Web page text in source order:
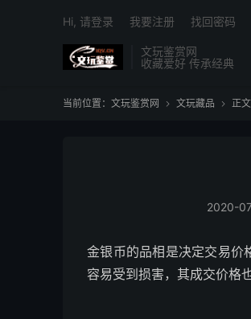
文玩鉴赏网
收藏爱好 传承经典
Hi, 请登录 我要注册 找回密码
当前位置： 文玩鉴赏网  文玩藏品  正文
2020-
金银币的品相是决定交易价
容易受到损害，其成交价格